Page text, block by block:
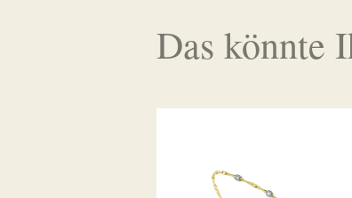
Das könnte
ARMREIF MARRAKECH